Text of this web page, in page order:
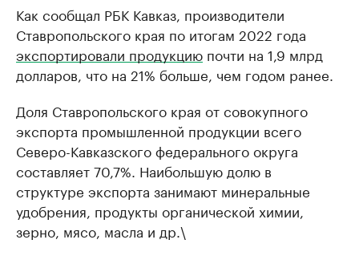
Как сообщал РБК Кавказ, производители
Ставропольского края по итогам 2022 года
экспортировали продукцию почти на 1,9 млрд
долларов, что на 21% больше, чем годом ранее.
Доля Ставропольского края от совокупного
экспорта промышленной продукции всего
Северо-Кавказского федерального округа
составляет 70,7%. Наибольшую долю в
структуре экспорта занимают минеральные
удобрения, продукты органической химии,
зерно, мясо, масла и др.\